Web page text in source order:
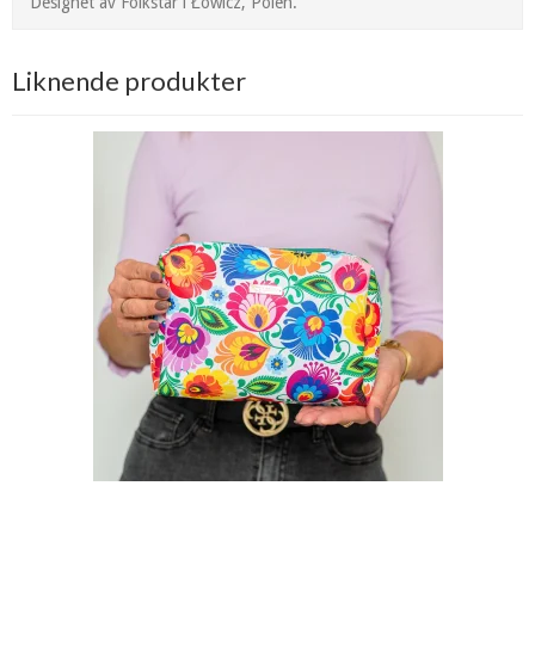
Liknende produkter